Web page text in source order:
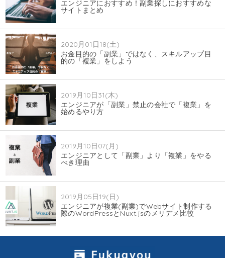
エンジニアにおすすめ！副業探しにおすすめな
サイトまとめ
2020月01日18(土)
お金目的の「副業」ではなく、スキルアップ目
的の「複業」をしよう
2019月10日31(木)
エンジニアが「副業」禁止の会社で「複業」を
始めるやり方
2019月10日07(月)
エンジニアとして「副業」より「複業」をやる
べき理由
2019月05日19(日)
エンジニアが複業(副業)でWebサイト制作する
際のWordPressとNuxt.jsのメリデメ比較